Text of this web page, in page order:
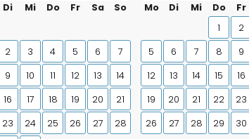
Di Mi Do Fr Sa So
2 3 4 5 6
7
9 10 11 12 13
14
16 17 18 19 20
21
23 24 25 26 27 28
Mo
Di Mi Do Fr
1
2
5
6 7 8 9
12
13 14 15 16
19
20 21 22 23
26
27 28 29 30